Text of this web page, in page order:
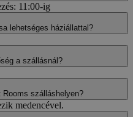
11:00-ig
lehetséges háziállattal?
a szállásnál?
szálláshelyen?
medencével.